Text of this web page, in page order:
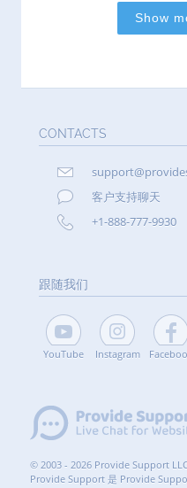
CONTACTS
客户支持聊天
+1-888-777-9930
跟随我们
YouTube Instagram
© 2003 - 2026 Provide Support
Provide Support 是 Provide